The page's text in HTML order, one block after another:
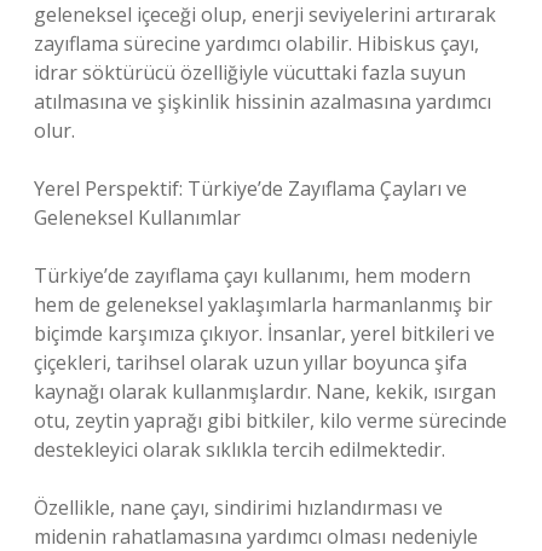
geleneksel içeceği olup, enerji seviyelerini artırarak
zayıflama sürecine yardımcı olabilir. Hibiskus çayı,
idrar söktürücü özelliğiyle vücuttaki fazla suyun
atılmasına ve şişkinlik hissinin azalmasına yardımcı
olur.
Yerel Perspektif: Türkiye’de Zayıflama Çayları ve
Geleneksel Kullanımlar
Türkiye’de zayıflama çayı kullanımı, hem modern
hem de geleneksel yaklaşımlarla harmanlanmış bir
biçimde karşımıza çıkıyor. İnsanlar, yerel bitkileri ve
çiçekleri, tarihsel olarak uzun yıllar boyunca şifa
kaynağı olarak kullanmışlardır. Nane, kekik, ısırgan
otu, zeytin yaprağı gibi bitkiler, kilo verme sürecinde
destekleyici olarak sıklıkla tercih edilmektedir.
Özellikle, nane çayı, sindirimi hızlandırması ve
midenin rahatlamasına yardımcı olması nedeniyle